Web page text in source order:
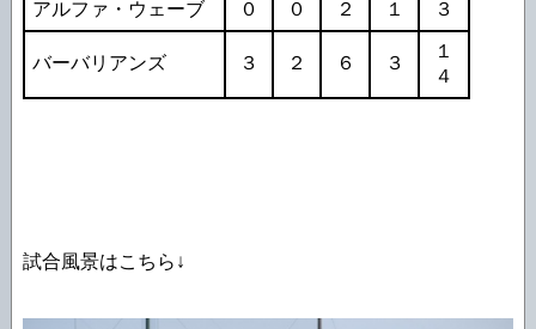
アルファ・ウェーブ ０ ０ ２ １ ３
バーバリアンズ ３ ２ ６ ３
１
４
試合風景はこちら↓